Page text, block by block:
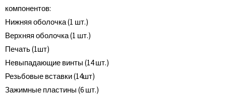
компонентов:
Нижняя оболочка (1 шт.)
Верхняя оболочка (1 шт.)
Печать (1шт)
Невыпадающие винты (14 шт.)
Резьбовые вставки (14шт)
Зажимные пластины (6 шт.)